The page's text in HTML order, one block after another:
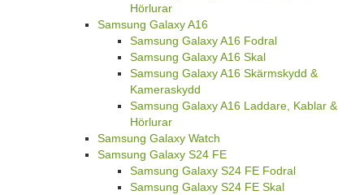
Hörlurar
Samsung Galaxy A16
Samsung Galaxy A16 Fodral
Samsung Galaxy A16 Skal
Samsung Galaxy A16 Skärmskydd &
Kameraskydd
Samsung Galaxy A16 Laddare, Kablar &
Hörlurar
Samsung Galaxy Watch
Samsung Galaxy S24 FE
Samsung Galaxy S24 FE Fodral
Samsung Galaxy S24 FE Skal